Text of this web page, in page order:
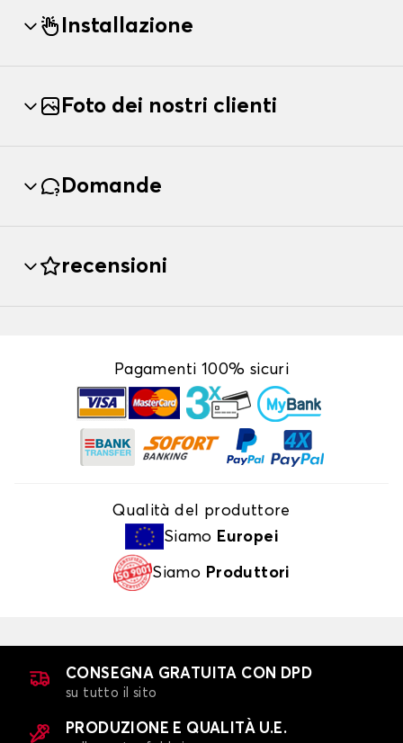
Installazione
Foto dei nostri clienti
Domande
recensioni
Pagamenti 100% sicuri
Qualità del produttore
Siamo Europei
Siamo Produttori
CONSEGNA GRATUITA CON DPD
su tutto il sito
PRODUZIONE E QUALITÀ U.E.